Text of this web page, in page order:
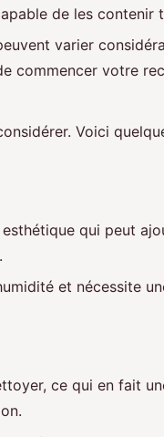
de les contenir
varier
commencer votre
Voici
qui peut
et nécessite
ce qui en fait